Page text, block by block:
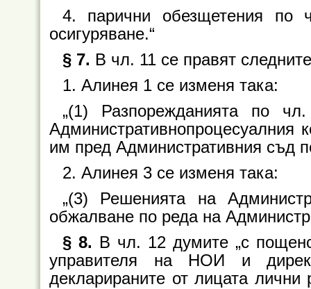
4. парични обезщетения
осигуряване.“
§ 7. В чл. 11 се правят
1. Алинея 1 се изменя така:
„(1) Разпорежданията по
Административнопроцесуалния
им пред Административния съд
2. Алинея 3 се изменя така:
„(3) Решенията на
обжалване по реда на
§ 8. В чл. 12 думите „с
управителя на НОИ и
декларираните от лицата лични